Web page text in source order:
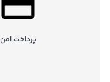
پرداخت امن